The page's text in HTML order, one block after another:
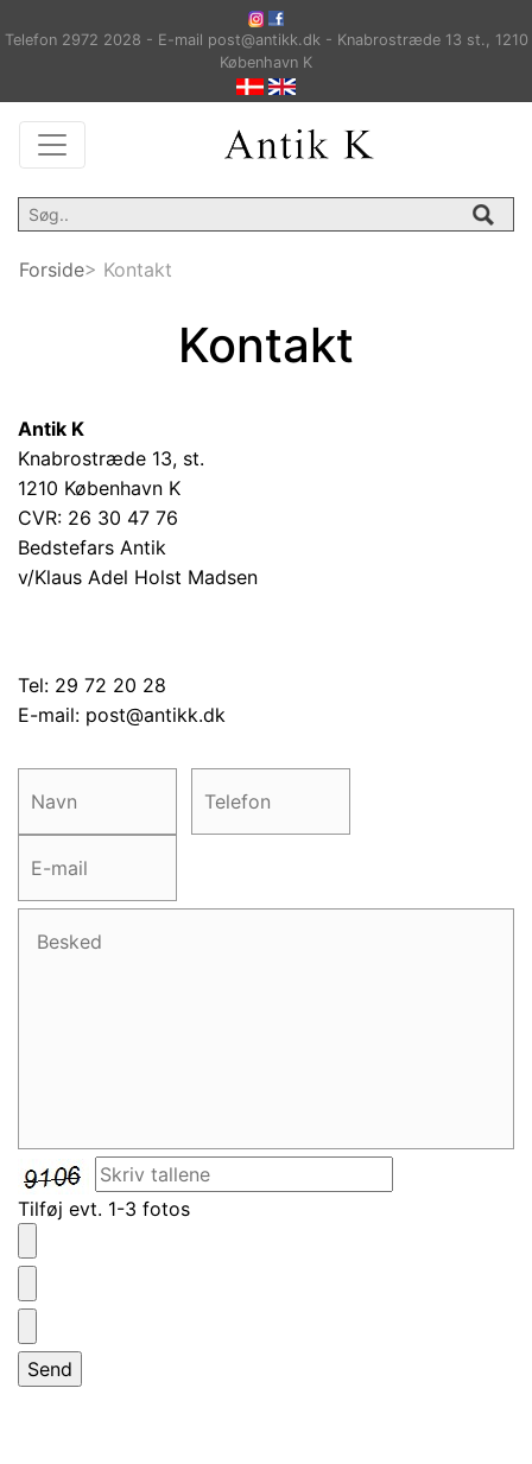
Telefon 2972 2028 - E-mail post@antikk.dk- Knabrostræde 13 st., 1210
København K
Forside> Kontakt
Kontakt
Antik K
Knabrostræde 13, st.
1210 København K
CVR: 26 30 47 76
Bedstefars Antik
v/Klaus Adel Holst Madsen
Tel: 29 72 20 28
E-mail: post@antikk.dk
Tilføj evt. 1-3 fotos